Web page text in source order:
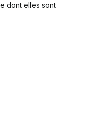
Statuts
dont elles sont